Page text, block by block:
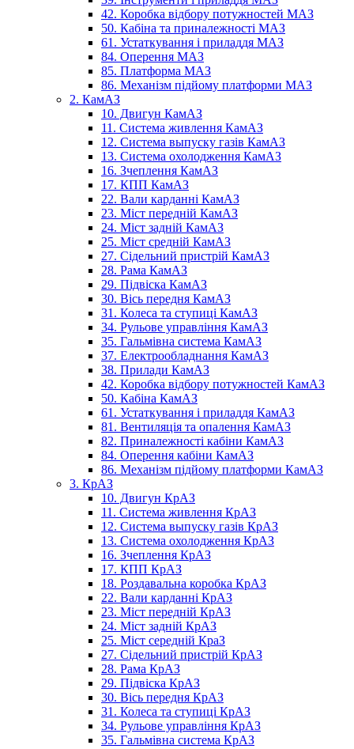
42. Коробка відбору потужностей МАЗ
50. Кабіна та приналежності МАЗ
61. Устаткування і приладдя МАЗ
84. Оперення МАЗ
85. Платформа МАЗ
86. Механізм підйому платформи МАЗ
2. КамАЗ
10. Двигун КамАЗ
11. Система живлення КамАЗ
12. Система выпуску газів КамАЗ
13. Система охолодження КамАЗ
16. Зчеплення КамАЗ
17. КПП КамАЗ
22. Вали карданні КамАЗ
23. Міст передній КамАЗ
24. Міст задній КамАЗ
25. Міст средній КамАЗ
27. Сідельний пристрій КамАЗ
28. Рама КамАЗ
29. Підвіска КамАЗ
30. Вісь передня КамАЗ
31. Колеса та ступиці КамАЗ
34. Рульове управління КамАЗ
35. Гальмівна система КамАЗ
37. Електрообладнання КамАЗ
38. Прилади КамАЗ
42. Коробка відбору потужностей КамАЗ
50. Кабіна КамАЗ
61. Устаткування і приладдя КамАЗ
81. Вентиляція та опалення КамАЗ
82. Приналежності кабіни КамАЗ
84. Оперення кабіни КамАЗ
86. Механізм підйому платформи КамАЗ
3. КрАЗ
10. Двигун КрАЗ
11. Система живлення КрАЗ
12. Система выпуску газів КрАЗ
13. Система охолодження КрАЗ
16. Зчеплення КрАЗ
17. КПП КрАЗ
18. Роздавальна коробка КрАЗ
22. Вали карданні КрАЗ
23. Міст передній КрАЗ
24. Міст задній КрАЗ
25. Міст середній КраЗ
27. Сідельний пристрій КрАЗ
28. Рама КрАЗ
29. Підвіска КрАЗ
30. Вісь передня КрАЗ
31. Колеса та ступиці КрАЗ
34. Рульове управління КрАЗ
35. Гальмівна система КрАЗ